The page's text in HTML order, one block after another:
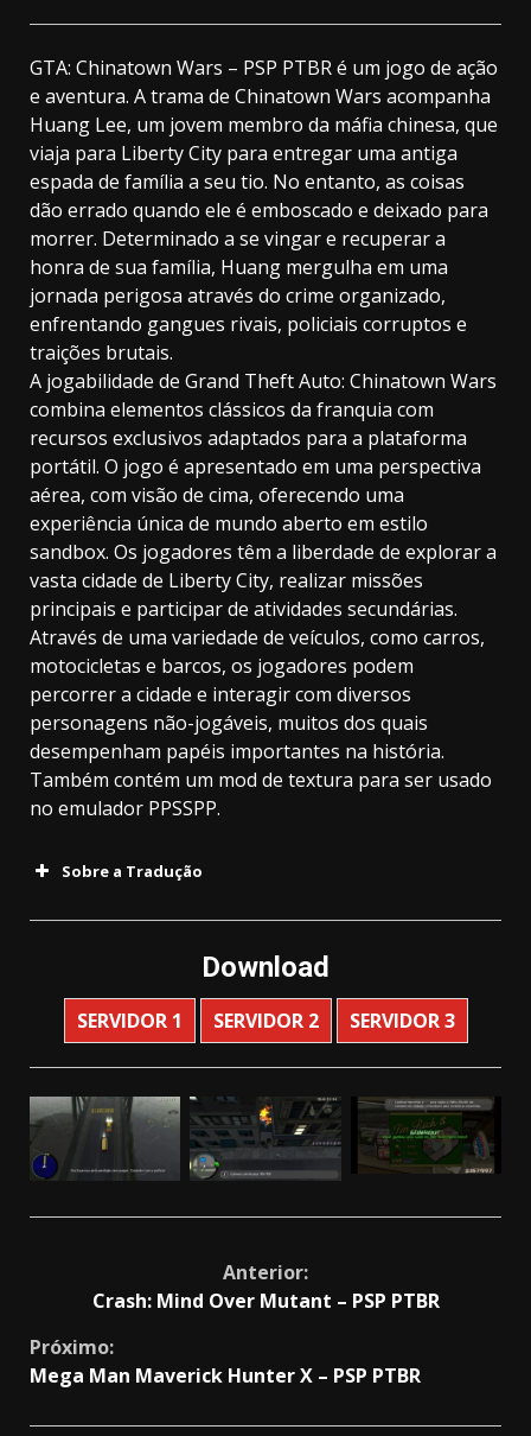
GTA: Chinatown Wars – PSP PTBR é um jogo de ação
e aventura. A trama de Chinatown Wars acompanha
Huang Lee, um jovem membro da máfia chinesa, que
viaja para Liberty City para entregar uma antiga
espada de família a seu tio. No entanto, as coisas
dão errado quando ele é emboscado e deixado para
morrer. Determinado a se vingar e recuperar a
honra de sua família, Huang mergulha em uma
jornada perigosa através do crime organizado,
enfrentando gangues rivais, policiais corruptos e
traições brutais.
A jogabilidade de Grand Theft Auto: Chinatown Wars
combina elementos clássicos da franquia com
recursos exclusivos adaptados para a plataforma
portátil. O jogo é apresentado em uma perspectiva
aérea, com visão de cima, oferecendo uma
experiência única de mundo aberto em estilo
sandbox. Os jogadores têm a liberdade de explorar a
vasta cidade de Liberty City, realizar missões
principais e participar de atividades secundárias.
Através de uma variedade de veículos, como carros,
motocicletas e barcos, os jogadores podem
percorrer a cidade e interagir com diversos
personagens não-jogáveis, muitos dos quais
desempenham papéis importantes na história.
Também contém um mod de textura para ser usado
no emulador PPSSPP.
Sobre a Tradução
Download
SERVIDOR 1 SERVIDOR 2 SERVIDOR 3
Anterior:
Crash: Mind Over Mutant – PSP PTBR
Próximo:
Mega Man Maverick Hunter X – PSP PTBR